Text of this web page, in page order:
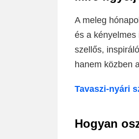
A meleg
és a kényelmes
szellős,
hanem közben
Tavaszi-nyári
Hogyan